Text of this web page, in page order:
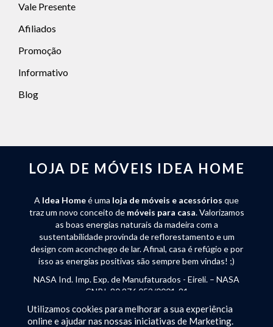
Vale Presente
Afiliados
Promoção
Informativo
Blog
LOJA DE MÓVEIS IDEA HOME
A Idea Homeé uma loja de móveis e acessórios que
traz um novo conceito de móveis para casa. Valorizamos
as boas energias naturais da madeira com a
sustentabilidade provinda de reflorestamento e um
design com aconchego de lar. Afinal, casa é refúgio e por
isso as energias positivas são sempre bem vindas! ;)
NASA Ind. Imp. Exp. de Manufaturados - Eireli. – NASA
CNPJ: 80.976.053/0001-81
Rua José Endler 240 - Bateias de Baixo - Campo Alegre
(SC) - CEP 89294-000 - Tel:(47) 3632-2250
Utilizamos cookies para melhorar a sua experiência
online e ajudar nas nossas iniciativas de Marketing.